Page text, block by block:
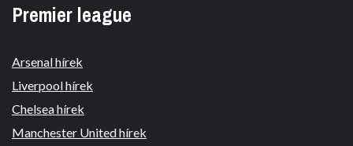
Premier league
Arsenal hírek
Liverpool hírek
Chelsea hírek
Manchester United hírek